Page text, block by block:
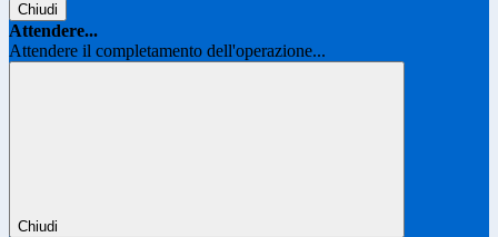
Chiudi
Attendere...
Attendere il completamento dell'operazione...
Chiudi